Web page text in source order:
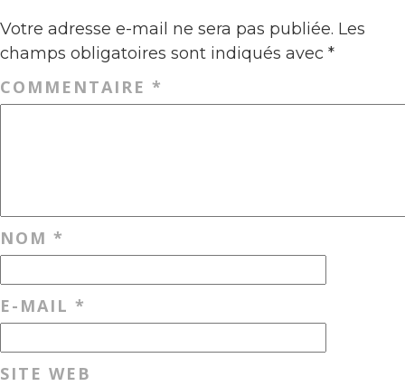
Votre adresse e-mail ne sera pas publiée. Les
champs obligatoires sont indiqués avec *
COMMENTAIRE *
NOM *
E-MAIL *
SITE WEB